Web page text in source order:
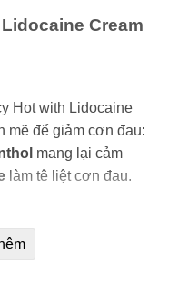
Cream
Hot with Lidocaine
mẽ để giảm cơn đau:
mang lại cảm
làm tê liệt cơn đau.
được thiết kế để